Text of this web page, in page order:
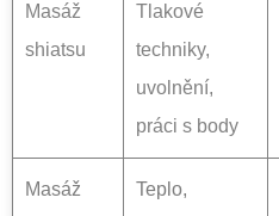
Masáž
shiatsu
Tlakové
techniky,
uvolnění,
práci s body
Masáž
Teplo,